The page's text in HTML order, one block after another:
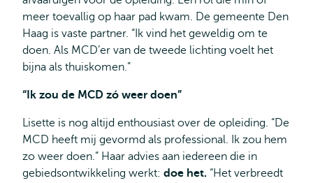
meer toevallig op haar pad kwam. De gemeente Den
Haag is vaste partner. “Ik vind het geweldig om te
doen. Als MCD’er van de tweede lichting voelt het
bijna als thuiskomen.”
“Ik zou de MCD zó weer doen”
Lisette is nog altijd enthousiast over de opleiding. “De
MCD heeft mij gevormd als professional. Ik zou hem
zo weer doen.” Haar advies aan iedereen die in
gebiedsontwikkeling werkt: doe het. “Het verbreedt